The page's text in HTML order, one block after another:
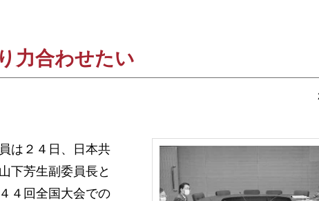
力合わせたい
は２４日、日本共
下芳生副委員長と
４回全国大会での